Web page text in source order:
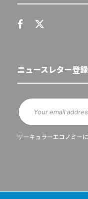
ニュースレター登録
サーキュラーエコノミー